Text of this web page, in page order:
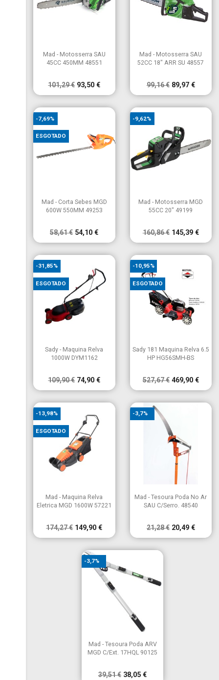
Criar nova lista
Criar lista de desejos ×
Cancelar Criar lista de desejos
×
Entrar ×
Entrar
Vista rápida
Mad - Motosserra SAU
45CC 450MM 48551
101,29 € 93,50 €
Vista rápida
Mad - Motosserra SAU
52CC 18" ARR SU 48557
99,16 € 89,97 €
Vista rápida
Mad - Corta Sebes MGD
600W 550MM 49253
58,61 € 54,10 €
-7,69%
ESGOTADO
Vista rápida
Mad - Motosserra MGD
55CC 20" 49199
160,86 € 145,39 €
-9,62%
 Vista rápida
Sady - Maquina Relva
1000W DYM1162
109,90 € 74,90 €
-31,85%
ESGOTADO
Vista rápida
Sady 181 Maquina Relva 6.5
HP HG56SMH-BS
527,67 € 469,90 €
-10,95%
ESGOTADO
Vista rápida
Mad - Maquina Relva
Eletrica MGD 1600W 57221
174,27 € 149,90 €
-13,98%
ESGOTADO
Vista rápida
Mad - Tesoura Poda No Ar
SAU C/Serro. 48540
21,28 € 20,49 €
-3,7%
Vista rápida
Mad - Tesoura Poda ARV
MGD C/Ext. 17HQL 90125
39,51 € 38,05 €
-3,7%